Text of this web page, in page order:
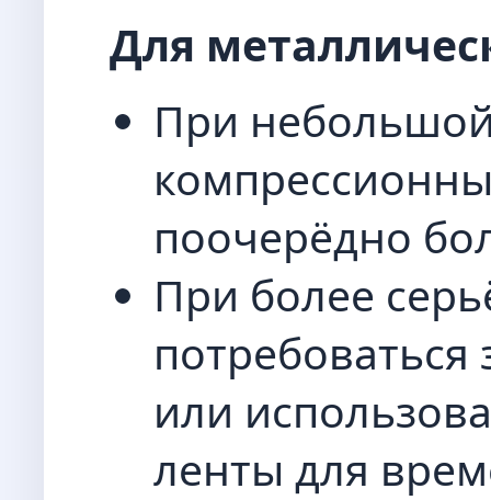
Для
При
поочерёдно
При более
потребоваться
или
ленты для